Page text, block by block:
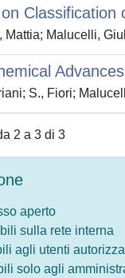
Mattia; Malucelli,
S., Fiori;
2 a 3 di 3
aperto
sulla rete interna
agli utenti
solo agli